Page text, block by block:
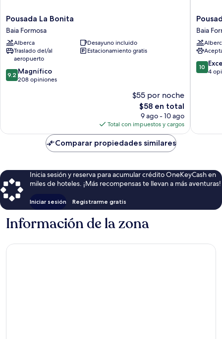
Pousada
La
Bonita
Baia
Formosa
Pousada La Bonita
Baia Formosa
Alberca
Desayuno incluido
Traslado del/al
aeropuerto
Estacionamiento gratis
9.2
de
9.2 Magnífico
208 opiniones
$55 por noche
El
precio
actual
es
de
$58
$58 en total
9 ago - 10 ago
Total con impuestos y cargos
Pousada
Recanto
do
Sol
BF
Baia
Formosa
Baia
10.0
de
10
4
Comparar propiedades similares
Inicia sesión y reserva para acumular crédito OneKeyCash en
miles de hoteles. ¡Más recompensas te llevan a más aventuras!
Iniciar sesión Registrarme gratis
Información de la zona